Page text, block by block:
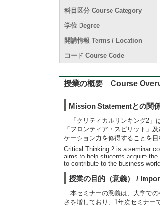
科目区分 Course Category
学位 Degree
開講情報 Terms / Location
コード Course Code
授業の概要 Course
Mission Statementとの関
「クリティカルリンキング2」
「フロンティア・スピリット」
ケーション力を修得することを目
Critical Thinking 2 is a seminar
aims to help students acquire
to contribute to the business
授業の目的（意義） /
本セミナーの意義は、大学での
さを増しており、1年次セミナー